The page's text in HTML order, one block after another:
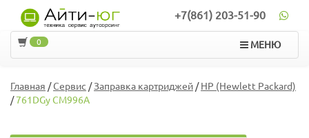
+7(861) 203-51-90
МЕНЮ
0
Главная /Сервис /Заправка картриджей/HP (Hewlett Packard)
/761DGy CM996A